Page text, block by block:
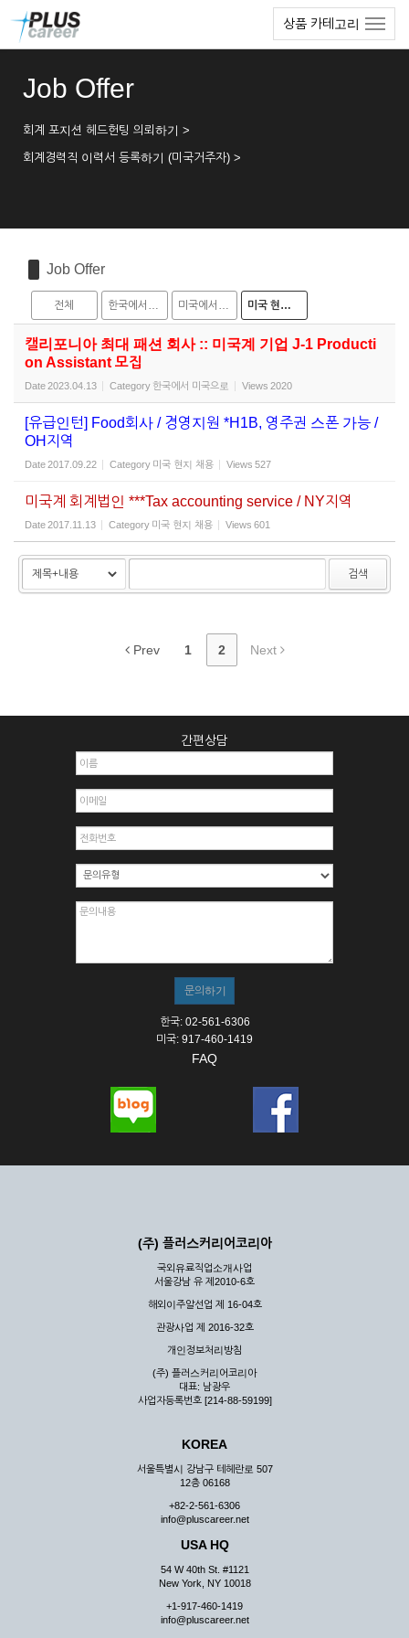
상품 카테고리
Job Offer
회계 포지션 헤드헌팅 의뢰하기 >
회계경력직 이력서 등록하기 (미국거주자) >
Job Offer
전체 한국에서 미국으로 미국에서 한국으로 미국 현지 채용
캘리포니아 최대 패션 회사 :: 미국계 기업 J-1 Producti
on Assistant 모집
Date2023.04.13 Category 한국에서 미국으로 Views 2020
[유급인턴] Food회사 / 경영지원 *H1B, 영주권 스폰 가능 /
OH지역
Date2017.09.22 Category 미국 현지 채용 Views 527
미국계 회계법인 ***Tax accounting service / NY지역
Date2017.11.13 Category 미국 현지 채용 Views 601
검색
Prev 1 2 Next
간편상담
한국: 02-561-6306
미국: 917-460-1419
FAQ
(주) 플러스커리어코리아
국외유료직업소개사업
서울강남 유 제2010-6호
해외이주알선업 제 16-04호
관광사업 제 2016-32호
개인정보처리방침
(주) 플러스커리어코리아
대표: 남광우
사업자등록번호 [214-88-59199]
KOREA
서울특별시 강남구 테헤란로 507
12층 06168
+82-2-561-6306
info@pluscareer.net
USA HQ
54 W 40th St. #1121
New York, NY 10018
+1-917-460-1419
info@pluscareer.net